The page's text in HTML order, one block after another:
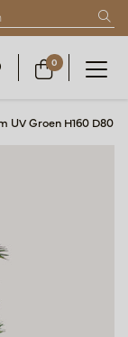
0
UV Groen H160 D80